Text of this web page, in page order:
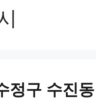
정구 수진